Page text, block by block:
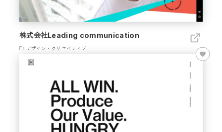
株式会社Leading communication
デザイン・クリエイティブ